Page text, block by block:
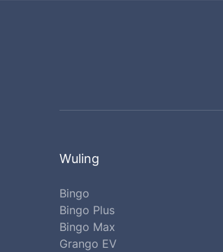
Wuling
Bingo
Bingo Plus
Bingo Max
Grango EV